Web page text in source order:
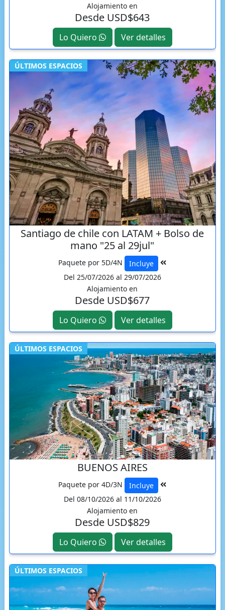
Alojamiento en
Desde USD$643
Lo Quiero Ver detalles
ÚLTIMOS ESPACIOS
Santiago de chile con LATAM + Bolso de
mano "25 al 29jul"
Paquete por 5D/4N
Incluye
Del 25/07/2026 al 29/07/2026
Alojamiento en
Desde USD$677
Lo Quiero Ver detalles
ÚLTIMOS ESPACIOS
BUENOS AIRES
Paquete por 4D/3N
Incluye
Del 08/10/2026 al 11/10/2026
Alojamiento en
Desde USD$829
Lo Quiero Ver detalles
ÚLTIMOS ESPACIOS